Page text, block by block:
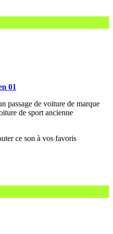
01
passage de voiture de marque
de sport ancienne